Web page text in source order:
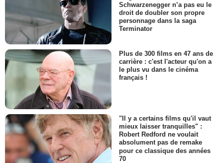
Schwarzenegger n’a pas eu le
droit de doubler son propre
personnage dans la saga
Terminator
Plus de 300 films en 47 ans de
carrière : c'est l'acteur qu'on a
le plus vu dans le cinéma
français !
"Il y a certains films qu'il vaut
mieux laisser tranquilles" :
Robert Redford ne voulait
absolument pas de remake
pour ce classique des années
70